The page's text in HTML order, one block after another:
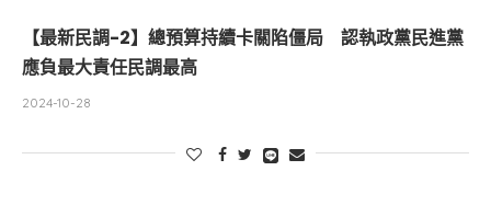
【最新民調-2】總預算持續卡關陷僵局 認執政黨民進黨
應負最大責任民調最高
2024-10-28